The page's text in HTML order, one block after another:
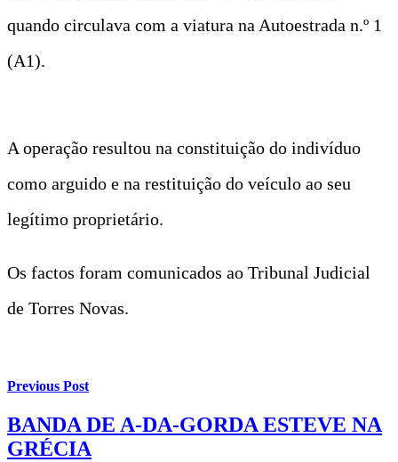
quando circulava com a viatura na Autoestrada n.º 1
(A1).
A operação resultou na constituição do indivíduo
como arguido e na restituição do veículo ao seu
legítimo proprietário.
Os factos foram comunicados ao Tribunal Judicial
de Torres Novas.
Previous Post
BANDA DE A-DA-GORDA ESTEVE NA
GRÉCIA